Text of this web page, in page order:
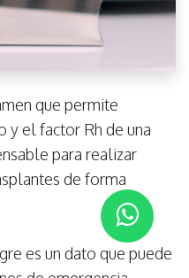
que permite
y el factor Rh de una
para realizar
de forma
es un dato que puede